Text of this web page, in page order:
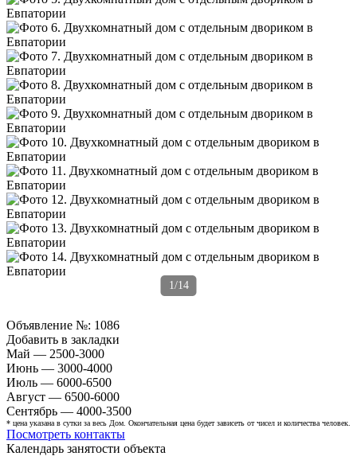
1/14
Объявление №: 1086
Добавить в закладки
Май — 2500-3000
Июнь — 3000-4000
Июль — 6000-6500
Август — 6500-6000
Сентябрь — 4000-3500
* цена указана в сутки за весь Дом. Окончательная цена будет зависеть от чисел и количества человек.
Посмотреть контакты
Календарь занятости объекта